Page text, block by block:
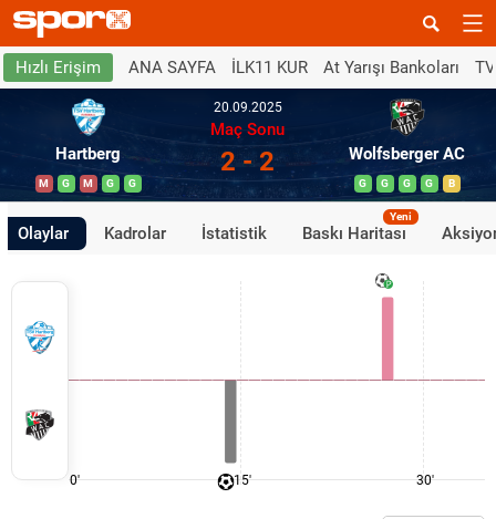
Hızlı Erişim ANA SAYFA İLK11 KUR At Yarışı Bankoları
Hartberg
M G M G G
20.09.2025
Maç Sonu
2 - 2 Wolfsberger AC
G G G G B
Olaylar Kadrolar İstatistik Baskı Haritası
Yeni
0' 15' 30'